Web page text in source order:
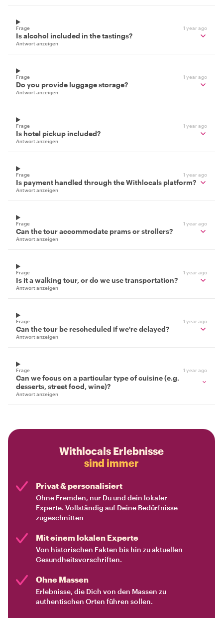
Frage 1 year ago
Is alcohol included in the tastings?
Antwort anzeigen
Frage 1 year ago
Do you provide luggage storage?
Antwort anzeigen
Frage 1 year ago
Is hotel pickup included?
Antwort anzeigen
Frage 1 year ago
Is payment handled through the Withlocals platform?
Antwort anzeigen
Frage 1 year ago
Can the tour accommodate prams or strollers?
Antwort anzeigen
Frage 1 year ago
Is it a walking tour, or do we use transportation?
Antwort anzeigen
Frage 1 year ago
Can the tour be rescheduled if we're delayed?
Antwort anzeigen
Frage 1 year ago
Can we focus on a particular type of cuisine (e.g.
desserts, street food, wine)?
Antwort anzeigen
Withlocals Erlebnisse
sind immer
Privat & personalisiert
Ohne Fremden, nur Du und dein lokaler
Experte. Vollständig auf Deine Bedürfnisse
zugeschnitten
Mit einem lokalen Experte
Von historischen Fakten bis hin zu aktuellen
Gesundheitsvorschriften.
Ohne Massen
Erlebnisse, die Dich von den Massen zu
authentischen Orten führen sollen.